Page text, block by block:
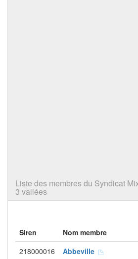
Liste des membres du Syndicat
3 vallées
Siren Nom membre
218000016
Abbeville